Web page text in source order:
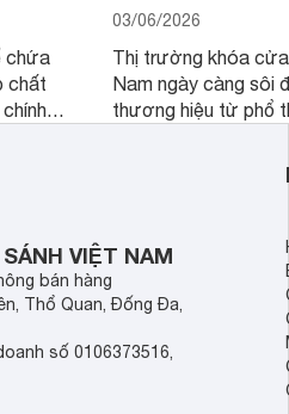
chứa
chất
03/06/2026
Thị trường khóa
Nam ngày càng sôi
thương hiệu từ phổ
cửa điện tử hãng
sẽ so sánh 5
Demax, Hubert và
VIỆT NAM
bán hàng
Thổ Quan, Đống Đa,
số 0106373516,